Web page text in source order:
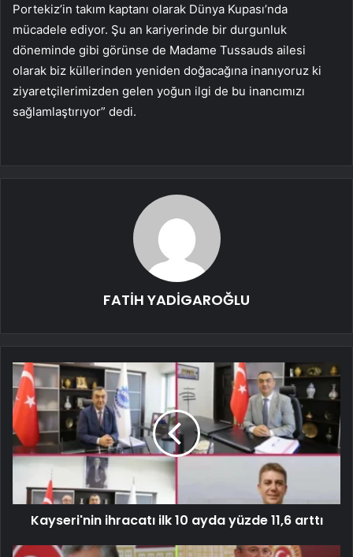
Portekiz’in takım kaptanı olarak Dünya Kupası’nda
mücadele ediyor. Şu an kariyerinde bir durgunluk
döneminde gibi görünse de Madame Tussauds ailesi
olarak biz küllerinden yeniden doğacağına inanıyoruz ki
ziyaretçilerimizden gelen yoğun ilgi de bu inancımızı
sağlamlaştırıyor” dedi.
FATİH YADİGAROĞLU
Kayseri'nin ihracatı ilk 10 ayda yüzde 11,6 arttı